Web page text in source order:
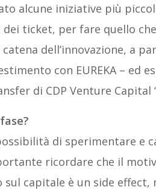
alcune iniziative più
ticket, per fare quello
dell’innovazione, a
con EUREKA – ed
di CDP Venture Capital
di sperimentare e
ricordare che il
capitale è un side